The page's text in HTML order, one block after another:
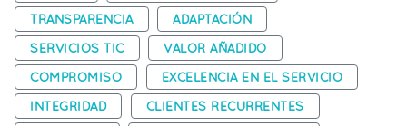
TRANSPARENCIA
ADAPTACIÓN
SERVICIOS TIC
VALOR AÑADIDO
COMPROMISO
EXCELENCIA EN EL SERVICIO
INTEGRIDAD
CLIENTES RECURRENTES